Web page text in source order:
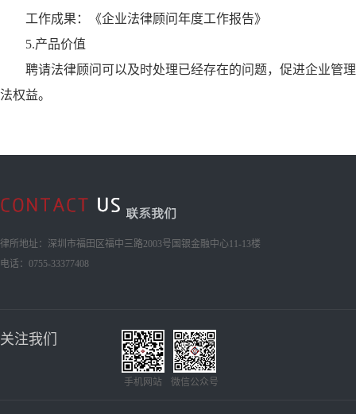
工作成果：《企业法律顾问年度工作报告》
5.产品价值
聘请法律顾问可以及时处理已经存在的问题，促进企业管
法权益。
律所地址：深圳市福田区福中三路2003号国银金融中心11-13楼
电话：0755-33377408
关注我们
手机网站 微信公众号